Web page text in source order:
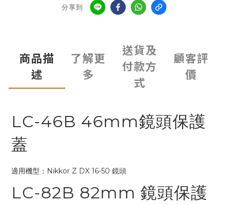
分享到
商品描
述
了解更
多
送貨及
付款方
式
顧客評
價
LC-46B 46mm鏡頭保護
蓋
適用機型：Nikkor Z DX 16-50 鏡頭
LC-82B 82mm 鏡頭保護